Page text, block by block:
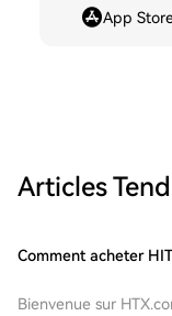
App
Articles
Comment acheter HIT
Bienvenue sur